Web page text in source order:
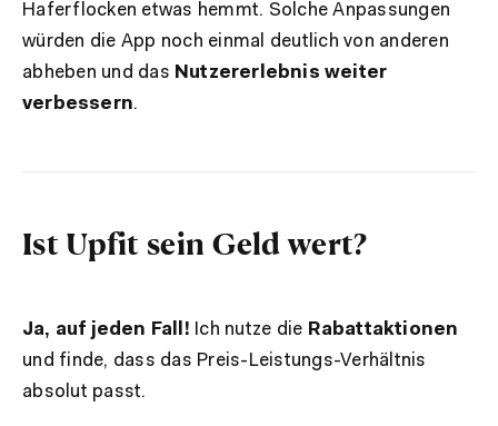
Haferflocken etwas hemmt. Solche Anpassungen
würden die App noch einmal deutlich von anderen
abheben und das Nutzererlebnis weiter
verbessern.
Ist Upfit sein Geld wert?
Ja, auf jeden Fall! Ich nutze die Rabattaktionen
und finde, dass das Preis-Leistungs-Verhältnis
absolut passt.